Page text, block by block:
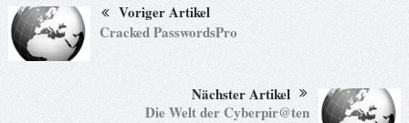
Voriger Artikel
Cracked PasswordsPro
Nächster Artikel
Die Welt der Cyberpir@ten